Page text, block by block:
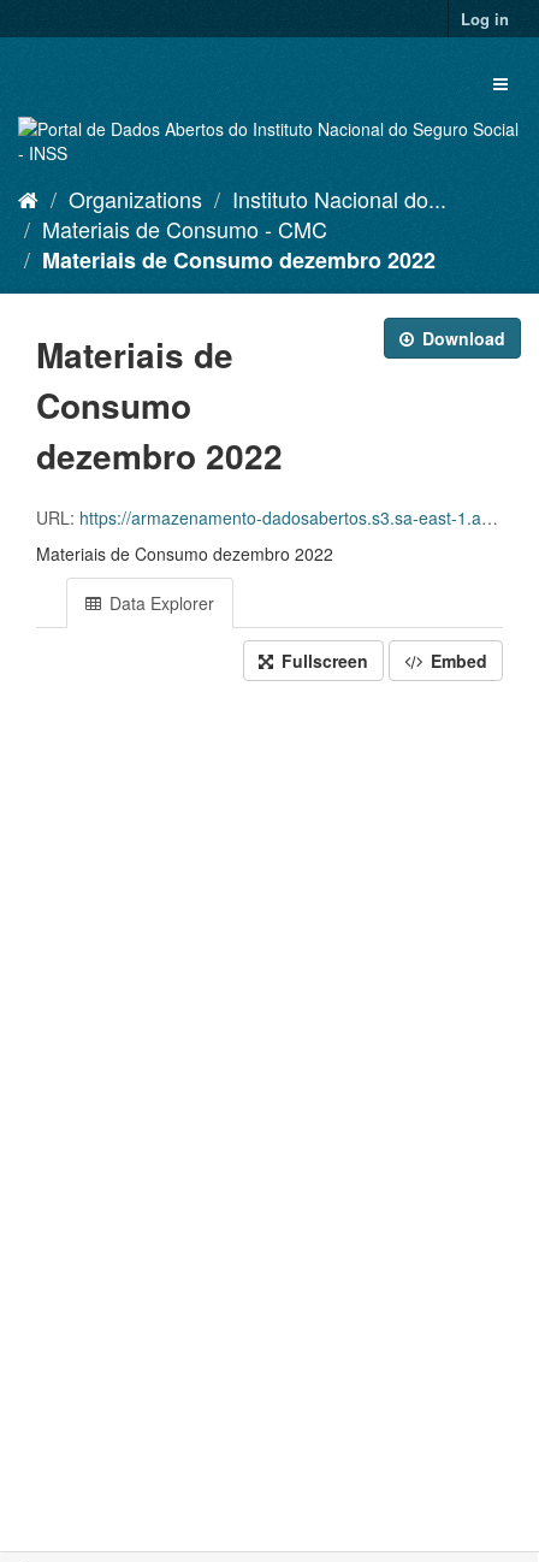
to
Log in
Organizations
Instituto Nacional do...
Materiais de Consumo - CMC
Materiais de Consumo dezembro 2022
Download
Materiais de
Consumo
dezembro 2022
URL: https://armazenamento-dadosabertos.s3.sa-east-1.amazonaws.com/Plano+2016_2018_Grupos+de+dados/INSS+-+Materiais+de+Consumo+-+CMC/D.CMC.PDA.001.202212.CSV
Materiais de Consumo dezembro 2022
Data Explorer
Fullscreen Embed